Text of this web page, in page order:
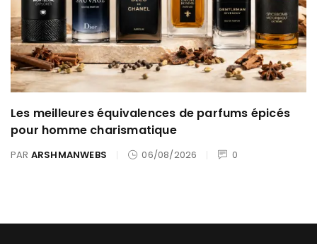
Les meilleures équivalences de parfums épicés
pour homme charismatique
PAR ARSHMANWEBS 06/08/2026 0